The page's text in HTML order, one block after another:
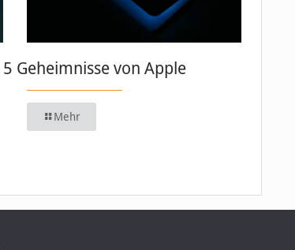
5 Geheimnisse von Apple
Mehr